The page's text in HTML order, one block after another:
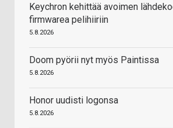
Keychron kehittää avoimen
firmwarea pelihiiriin
5.8.2026
Doom pyörii nyt myös Paintissa
5.8.2026
Honor uudisti logonsa
5.8.2026